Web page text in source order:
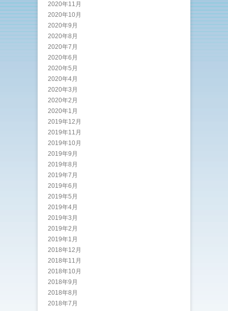
2020年11月
2020年10月
2020年9月
2020年8月
2020年7月
2020年6月
2020年5月
2020年4月
2020年3月
2020年2月
2020年1月
2019年12月
2019年11月
2019年10月
2019年9月
2019年8月
2019年7月
2019年6月
2019年5月
2019年4月
2019年3月
2019年2月
2019年1月
2018年12月
2018年11月
2018年10月
2018年9月
2018年8月
2018年7月